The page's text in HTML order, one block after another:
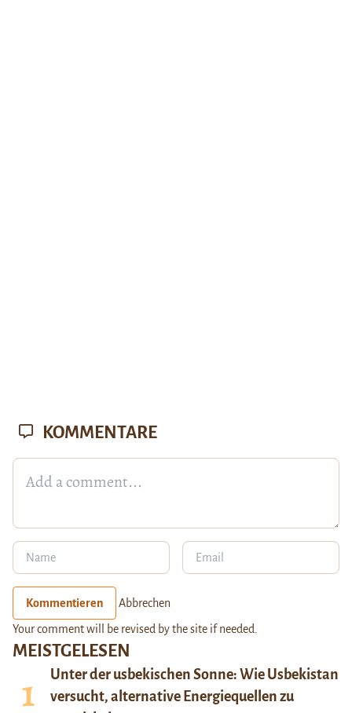
MEISTGELESEN
Unter der usbekischen Sonne: Wie Usbekistan
versucht, alternative Energiequellen zu
KOMMENTARE
Kommentieren Abbrechen
Your comment will be revised by the site if needed.